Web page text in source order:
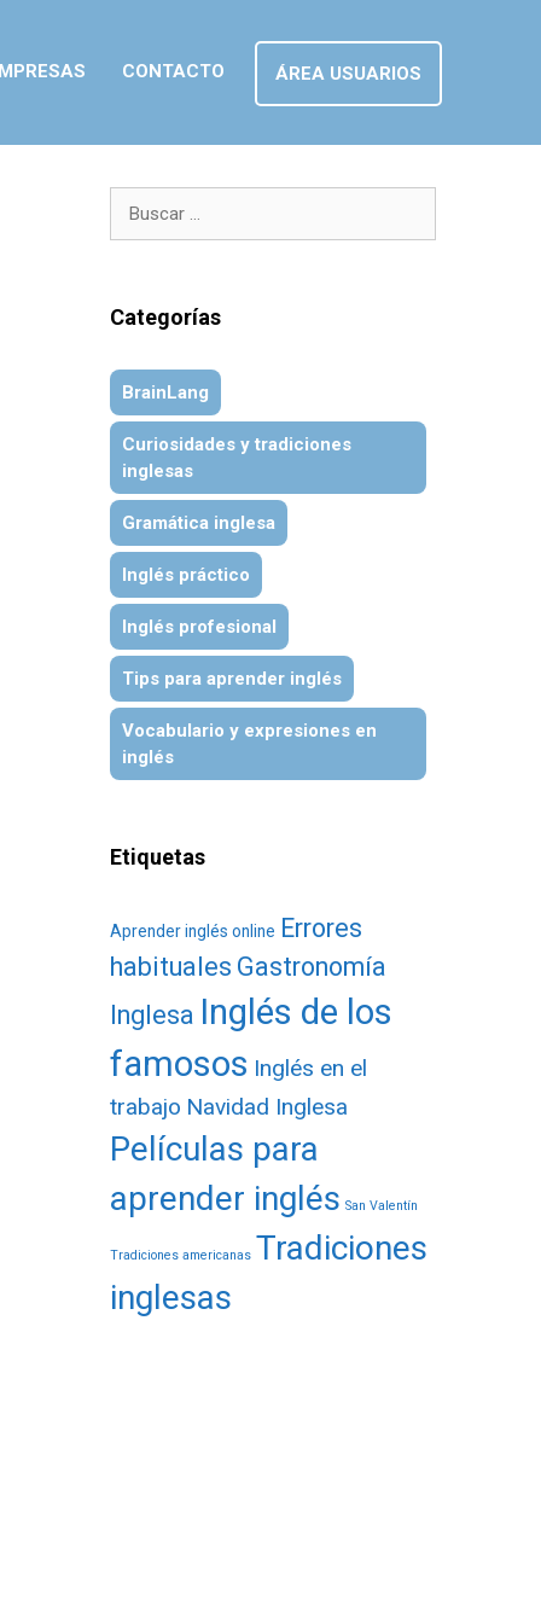
CONTACTO ÁREA USUARIOS
Categorías
BrainLang
Curiosidades y tradiciones
inglesas
Gramática inglesa
Inglés práctico
Inglés profesional
Tips para aprender inglés
Vocabulario y expresiones en
inglés
Etiquetas
Aprender inglés online Errores
habituales Gastronomía
Inglesa Inglés de los
famosos Inglés en el
trabajo Navidad Inglesa
Películas para
aprender inglés San Valentín
Tradiciones americanas Tradiciones
inglesas